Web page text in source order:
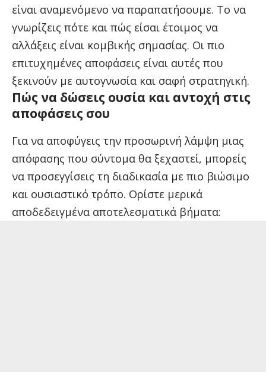
είναι αναμενόμενο να παραπατήσουμε. Το να
γνωρίζεις πότε και πώς είσαι έτοιμος να
αλλάξεις είναι κομβικής σημασίας. Οι πιο
επιτυχημένες αποφάσεις είναι αυτές που
ξεκινούν με αυτογνωσία και σαφή στρατηγική.
Πώς να δώσεις ουσία και αντοχή στις
αποφάσεις σου
Για να αποφύγεις την προσωρινή λάμψη μιας
απόφασης που σύντομα θα ξεχαστεί, μπορείς
να προσεγγίσεις τη διαδικασία με πιο βιώσιμο
και ουσιαστικό τρόπο. Ορίστε μερικά
αποδεδειγμένα αποτελεσματικά βήματα: